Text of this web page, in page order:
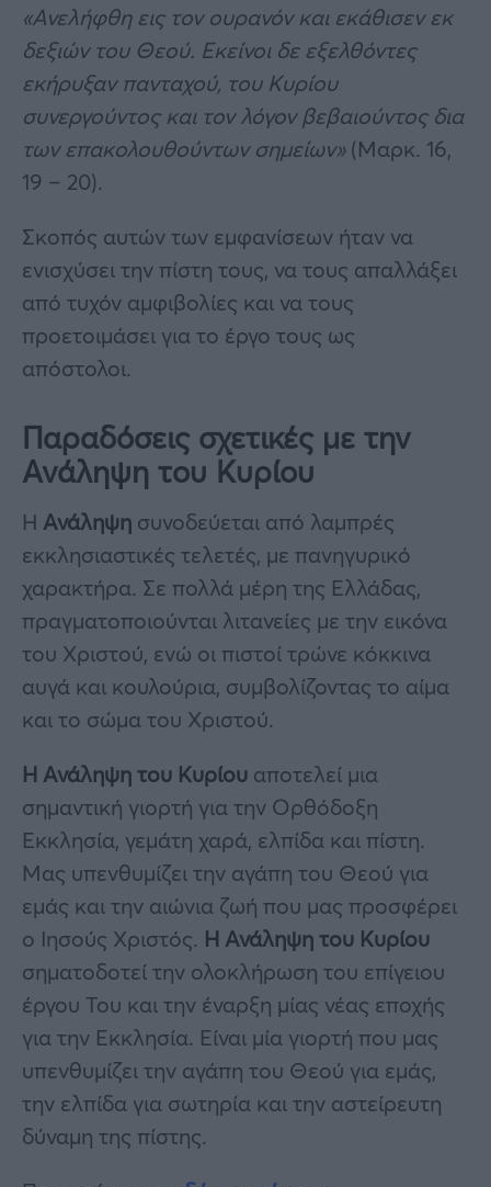
«Ανελήφθη εις τον ουρανόν και εκάθισεν εκ
δεξιών του Θεού. Εκείνοι δε εξελθόντες
εκήρυξαν πανταχού, του Κυρίου
συνεργούντος και τον λόγον βεβαιούντος δια
των επακολουθούντων σημείων»(Μαρκ. 16,
19 – 20).
Σκοπός αυτών των εμφανίσεων ήταν να
ενισχύσει την πίστη τους, να τους απαλλάξει
από τυχόν αμφιβολίες και να τους
προετοιμάσει για το έργο τους ως
απόστολοι.
Παραδόσεις σχετικές με την
Ανάληψη του Κυρίου
Η Ανάληψη συνοδεύεται από λαμπρές
εκκλησιαστικές τελετές, με πανηγυρικό
χαρακτήρα. Σε πολλά μέρη της Ελλάδας,
πραγματοποιούνται λιτανείες με την εικόνα
του Χριστού, ενώ οι πιστοί τρώνε κόκκινα
αυγά και κουλούρια, συμβολίζοντας το αίμα
και το σώμα του Χριστού.
Η Ανάληψη του Κυρίου αποτελεί μια
σημαντική γιορτή για την Ορθόδοξη
Εκκλησία, γεμάτη χαρά, ελπίδα και πίστη.
Μας υπενθυμίζει την αγάπη του Θεού για
εμάς και την αιώνια ζωή που μας προσφέρει
ο Ιησούς Χριστός. Η Ανάληψη του Κυρίου
σηματοδοτεί την ολοκλήρωση του επίγειου
έργου Του και την έναρξη μίας νέας εποχής
για την Εκκλησία. Είναι μία γιορτή που μας
υπενθυμίζει την αγάπη του Θεού για εμάς,
την ελπίδα για σωτηρία και την αστείρευτη
δύναμη της πίστης.